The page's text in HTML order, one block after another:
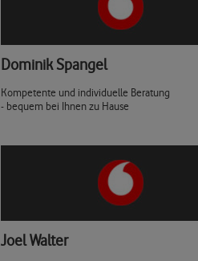
Dominik Spangel
Kompetente und individuelle Beratung
- bequem bei Ihnen zu Hause
Joel Walter